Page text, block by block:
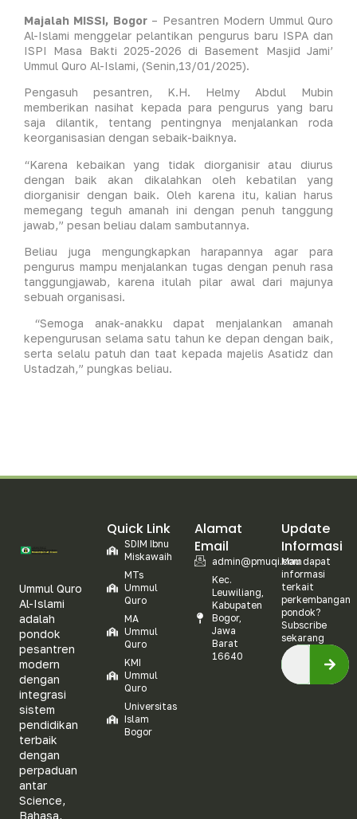
Majalah MISSI, Bogor– Pesantren Modern Ummul Quro
Al-Islami menggelar pelantikan pengurus baru ISPA dan
ISPI Masa Bakti 2025-2026 di Basement Masjid Jami’
Ummul Quro Al-Islami, (Senin,13/01/2025).
Pengasuh pesantren, K.H. Helmy Abdul Mubin
memberikan nasihat kepada para pengurus yang baru
saja dilantik, tentang pentingnya menjalankan roda
keorganisasian dengan sebaik-baiknya.
“Karena kebaikan yang tidak diorganisir atau diurus
dengan baik akan dikalahkan oleh kebatilan yang
diorganisir dengan baik. Oleh karena itu, kalian harus
memegang teguh amanah ini dengan penuh tanggung
jawab,” pesan beliau dalam sambutannya.
Beliau juga mengungkapkan harapannya agar para
pengurus mampu menjalankan tugas dengan penuh rasa
tanggungjawab, karena itulah pilar awal dari majunya
sebuah organisasi.
“Semoga anak-anakku dapat menjalankan amanah
kepengurusan selama satu tahun ke depan dengan baik,
serta selalu patuh dan taat kepada majelis Asatidz dan
Ustadzah,” pungkas beliau.
Ummul Quro
Al-Islami
adalah
pondok
pesantren
modern
dengan
integrasi
sistem
pendidikan
terbaik
dengan
perpaduan
antar
Science,
Bahasa,
Quick Link
SDIM Ibnu
Miskawaih
MTs
Ummul
Quro
MA
Ummul
Quro
KMI
Ummul
Quro
Universitas
Islam
Bogor
Alamat
Email
admin@pmuqi.com
Kec.
Leuwiliang,
Kabupaten
Bogor,
Jawa
Barat
16640
Update
Informasi
Mau dapat
informasi
terkait
perkembangan
pondok?
Subscribe
sekarang